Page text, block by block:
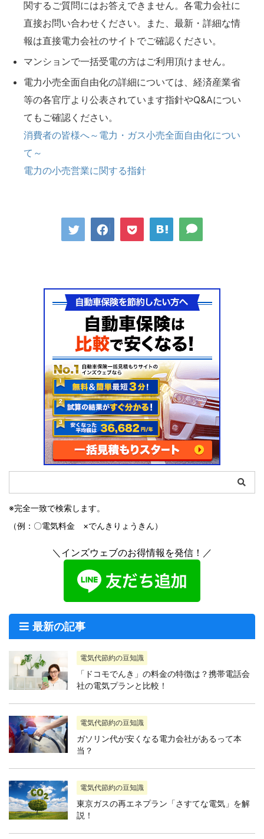
関するご質問にはお答えできません。各電力会社に
直接お問い合わせください。また、最新・詳細な情
報は直接電力会社のサイトでご確認ください。
マンションで一括受電の方はご利用頂けません。
電力小売全面自由化の詳細については、経済産業省
等の各官庁より公表されています指針やQ&Aについ
てもご確認ください。
消費者の皆様へ～電力・ガス小売全面自由化につい
て～
電力の小売営業に関する指針
※完全一致で検索します。
（例：〇電気料金 ×でんきりょうきん）
＼インズウェブのお得情報を発信！／
最新の記事
電気代節約の豆知識
「ドコモでんき」の料金の特徴は？携帯電話会
社の電気プランと比較！
電気代節約の豆知識
ガソリン代が安くなる電力会社があるって本
当？
電気代節約の豆知識
東京ガスの再エネプラン「さすてな電気」を解
説！